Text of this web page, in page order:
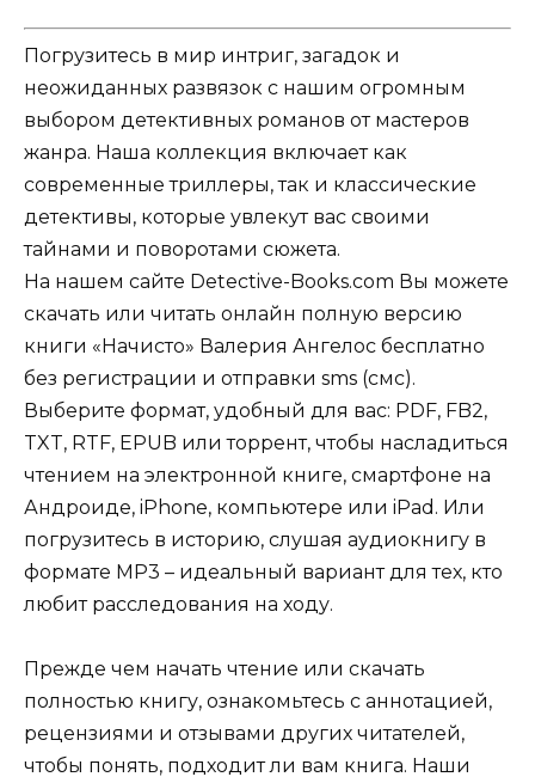
Погрузитесь в мир интриг, загадок и
неожиданных развязок с нашим огромным
выбором детективных романов от мастеров
жанра. Наша коллекция включает как
современные триллеры, так и классические
детективы, которые увлекут вас своими
тайнами и поворотами сюжета.
На нашем сайте Detective-Books.com Вы можете
скачать или читать онлайн полную версию
книги «Начисто» Валерия Ангелос бесплатно
без регистрации и отправки sms (смс).
Выберите формат, удобный для вас: PDF, FB2,
TXT, RTF, EPUB или торрент, чтобы насладиться
чтением на электронной книге, смартфоне на
Андроиде, iPhone, компьютере или iPad. Или
погрузитесь в историю, слушая аудиокнигу в
формате MP3 – идеальный вариант для тех, кто
любит расследования на ходу.
Прежде чем начать чтение или скачать
полностью книгу, ознакомьтесь с аннотацией,
рецензиями и отзывами других читателей,
чтобы понять, подходит ли вам книга. Наши